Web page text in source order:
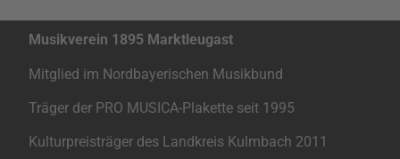
Musikverein 1895 Marktleugast
Mitglied im Nordbayerischen Musikbund
Träger der PRO MUSICA-Plakette seit 1995
Kulturpreisträger des Landkreis Kulmbach 2011